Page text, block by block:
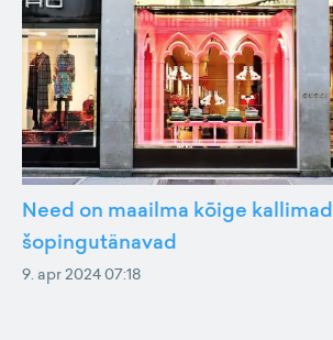
Need on maailma kõige kallimad
šopingutänavad
9. apr 2024 07:18